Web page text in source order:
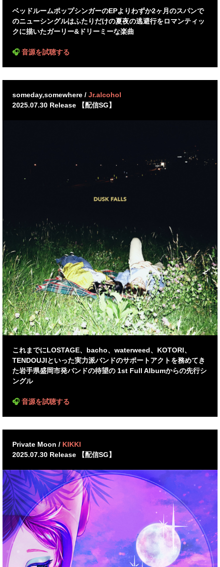
ベッドルームポップシンガーのEPよりわずか2ヶ月のスパンで
のニューシングルはふたりだけの夏夜の逃避行をロマンティッ
クに描いたガーリー&ドリーミーな楽曲
🎧音源を試聴する
someday,somewhere / Jr.alcohol
2025.07.30 Release 【配信SG】
これまでにLOSTAGE、bacho、waterweed、KOTORI、
TENDOUJIといった実力派バンドのサポートアクトを務めてき
た岩手県盛岡市発バンドの待望の 1st Full Albumからの先行シ
ングル
🎧音源を試聴する
Private Moon / KIKKI
2025.07.30 Release 【配信SG】